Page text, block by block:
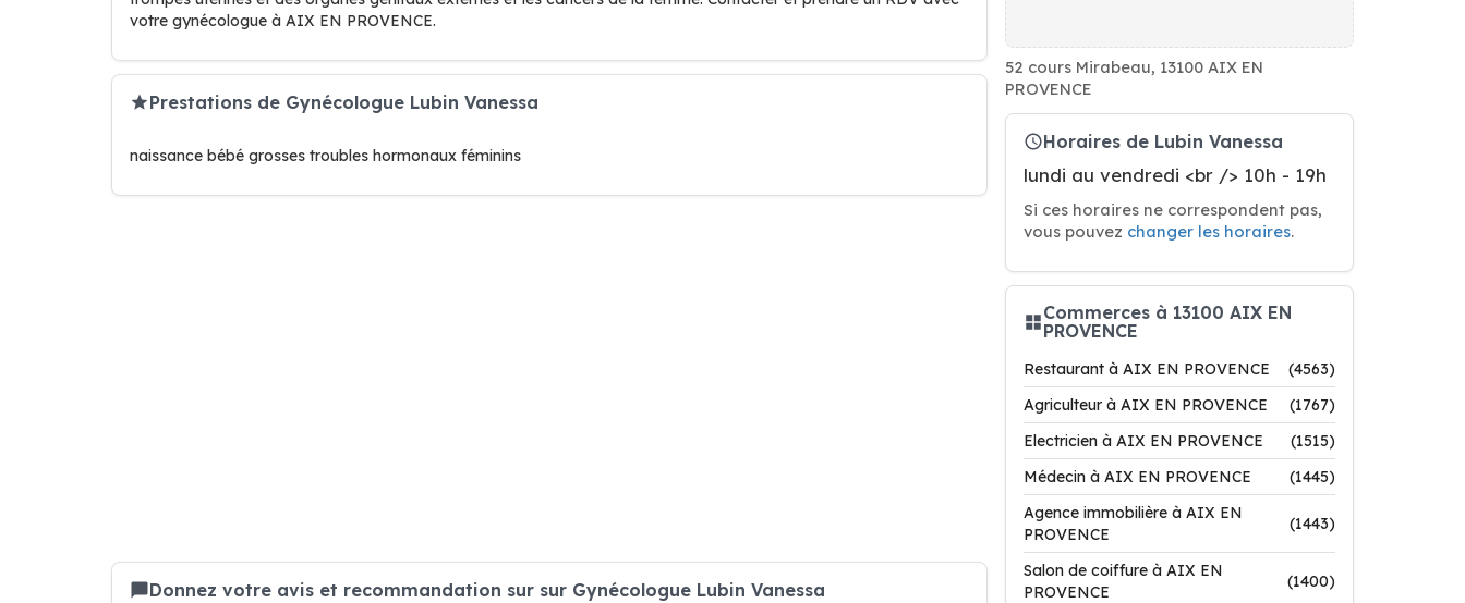
votre gynécologue à AIX EN PROVENCE.
Prestations de Gynécologue Lubin Vanessa
naissance bébé grosses troubles hormonaux féminins
Donnez votre avis et recommandation sur sur Gynécologue Lubin Vanessa
52 cours Mirabeau, 13100 AIX EN
PROVENCE
Horaires de Lubin Vanessa
lundi au vendredi <br /> 10h - 19h
Si ces horaires ne correspondent pas,
vous pouvez changer les horaires.
Commerces à 13100 AIX EN
PROVENCE
Restaurant à AIX EN PROVENCE
(4563)
Agriculteur à AIX EN PROVENCE
(1767)
Electricien à AIX EN PROVENCE
(1515)
Médecin à AIX EN PROVENCE
(1445)
Agence immobilière à AIX EN
PROVENCE
(1443)
Salon de coiffure à AIX EN
PROVENCE
(1400)